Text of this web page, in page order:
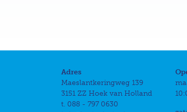
Adres
Maeslantkeringweg 139
3151 ZZ Hoek van Holland
t. 088 - 797 0630